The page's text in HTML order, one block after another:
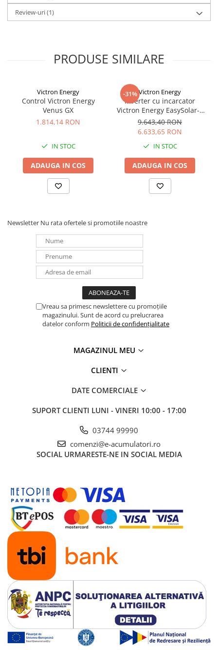
Specificatii
Tensiune nominala 48V
Capacitate nominala 2.4KWh
Porturi de comunicatie CAN si RS485
Cicluri >6000@25C
Dimensiuni 442*410*89 mm
Greutate 24Kg
Review-uri(1)
PRODUSE SIMILARE
Victron Energy
Control Victron Energy
Venus GX
1.814,14 RON
IN STOC
ADAUGA IN COS
-31%Victron Energy
Inverter cu incarcator
Victron Energy EasySolar-II
24/3000/70-32 MPPT 250/70
GX
9.643,40 RON
6.633,65 RON
IN STOC
ADAUGA IN COS
Newsletter Nu rata ofertele si promotiile noastre
Vreau sa primesc newslettere cu promoțiile
magazinului. Sunt de acord cu prelucrarea
datelor conform Politicii de confidențialitate
MAGAZINUL MEU
CLIENTI
DATE COMERCIALE
SUPORT CLIENTI LUNI - VINERI 10:00 - 17:00
03744 99990
comenzi@e-acumulatori.ro
SOCIAL URMARESTE-NE IN SOCIAL MEDIA